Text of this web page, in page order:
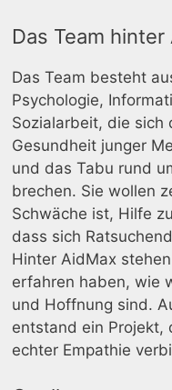
Das Team hinter
Das Team besteht
Psychologie,
Sozialarbeit, die sich
Gesundheit junger
und das Tabu rund
brechen. Sie wollen
Schwäche ist, Hilfe
dass sich
Hinter AidMax
erfahren haben, wie
und Hoffnung sind.
entstand ein Projekt,
echter Empathie